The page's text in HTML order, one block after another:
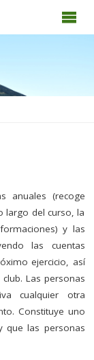
anuales (recoge
largo del curso, la
y las
las cuentas
ejercicio, así
Las personas
cualquier otra
Constituye uno
que las personas